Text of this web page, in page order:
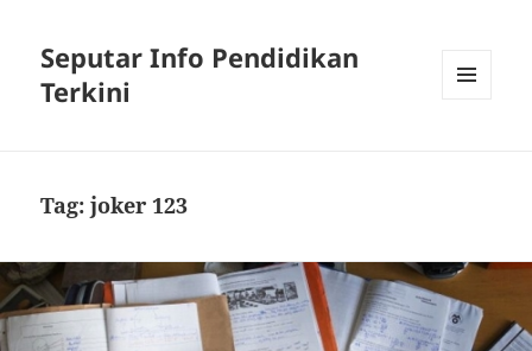
Seputar Info Pendidikan
Terkini
Tag:joker 123